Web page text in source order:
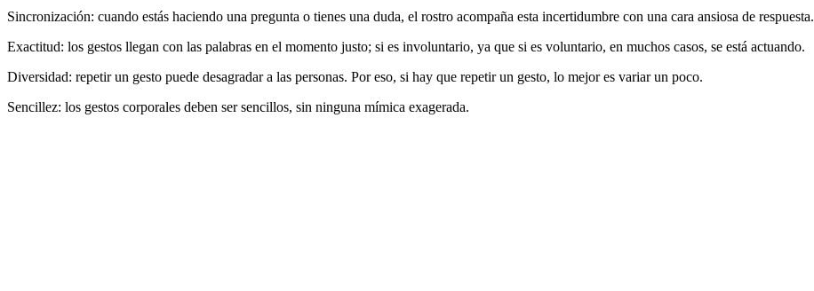
Sincronización: cuando estás haciendo una pregunta o tienes una duda, el rostro acompaña esta incertidumbre con una cara ansiosa de respuesta.
Exactitud: los gestos llegan con las palabras en el momento justo; si es involuntario, ya que si es voluntario, en muchos casos, se está actuando.
Diversidad: repetir un gesto puede desagradar a las personas. Por eso, si hay que repetir un gesto, lo mejor es variar un poco.
Sencillez: los gestos corporales deben ser sencillos, sin ninguna mímica exagerada.